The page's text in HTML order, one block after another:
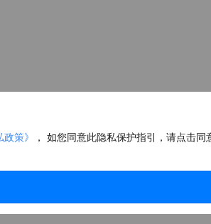
政策》
， 如您同意此隐私保护指引，请点击同